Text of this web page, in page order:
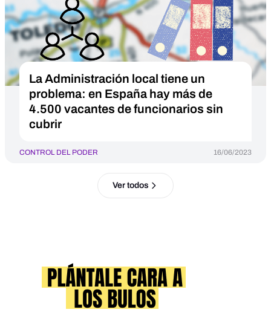
La Administración local tiene un
problema: en España hay más de
4.500 vacantes de funcionarios sin
cubrir
CONTROL DEL PODER 16/06/2023
Ver todos